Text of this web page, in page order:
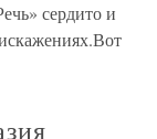
сердито и